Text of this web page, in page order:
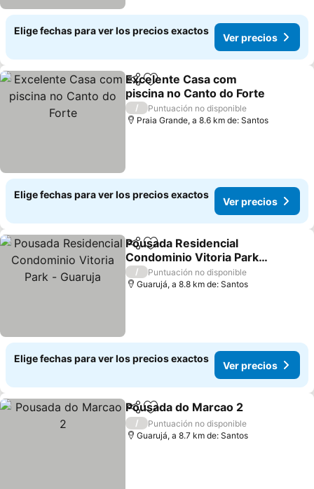
Elige fechas para ver los precios exactos
Ver precios
CompartirAgregar a favoritos
Excelente Casa com
piscina no Canto do Forte
Ver precios
/
Puntuación no disponible
Praia Grande, a 8.6 km de: Santos
Elige fechas para ver los precios exactos
Ver precios
CompartirAgregar a favoritos
Pousada Residencial
Condominio Vitoria Park -
Guaruja
Ver precios
/
Puntuación no disponible
Guarujá, a 8.8 km de: Santos
Elige fechas para ver los precios exactos
Ver precios
CompartirAgregar a favoritos
Pousada do Marcao 2
/
Puntuación no disponible
Guarujá, a 8.7 km de: Santos